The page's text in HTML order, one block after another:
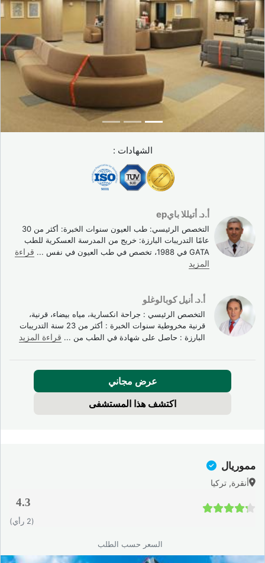
مسبق مع صندوق التأمين أو التعاضدية، تحقق قبل السفر.
الشهادات :
أ.د. أتيللا بايер
التخصص الرئيسي: طب العيون سنوات الخبرة: أكثر من 30
عامًا التدريبات البارزة: خريج من المدرسة العسكرية للطب
GATA في 1988، تخصص في طب العيون في نفس
... قراءة
المزيد
أ.د. أنيل كوبالوغلو
التخصص الرئيسي : جراحة انكسارية، مياه بيضاء، قرنية،
قرنية مخروطية سنوات الخبرة : أكثر من 23 سنة التدريبات
البارزة : حاصل على شهادة في الطب من ... قراءة المزيد
عرض مجاني
اكتشف هذا المستشفى
مموريال
أنقرة, تركيا
4.3
(2 رأي)
السعر حسب الطلب